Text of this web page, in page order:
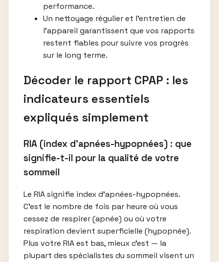
performance.
Un nettoyage régulier et l’entretien de
l’appareil garantissent que vos rapports
restent fiables pour suivre vos progrès
sur le long terme.
Décoder le rapport CPAP : les
indicateurs essentiels
expliqués simplement
RIA (index d’apnées-hypopnées) : que
signifie-t-il pour la qualité de votre
sommeil
Le RIA signifie index d’apnées-hypopnées.
C’est le nombre de fois par heure où vous
cessez de respirer (apnée) ou où votre
respiration devient superficielle (hypopnée).
Plus votre RIA est bas, mieux c’est — la
plupart des spécialistes du sommeil visent un